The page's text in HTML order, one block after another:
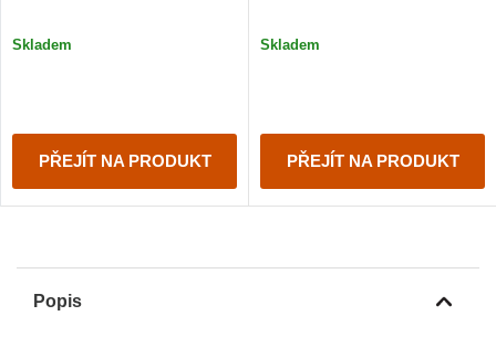
Skladem
PŘEJÍT NA PRODUKT
Skladem
PŘEJÍT NA PRODUKT
Popis